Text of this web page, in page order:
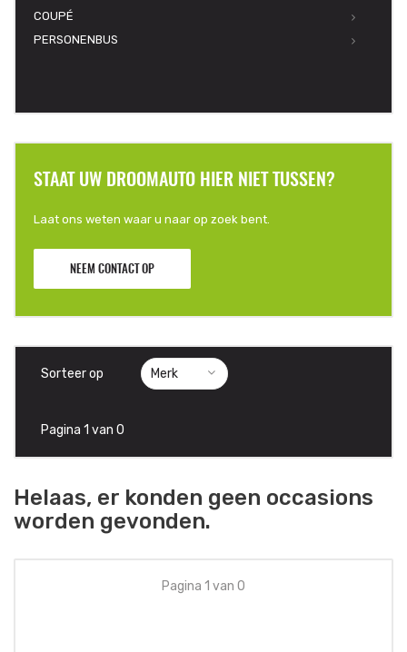
COUPÉ
PERSONENBUS
STAAT UW DROOMAUTO HIER NIET TUSSEN?
Laat ons weten waar u naar op zoek bent.
NEEM CONTACT OP
Sorteer op
Pagina 1 van 0
Helaas, er konden geen occasions
worden gevonden.
Pagina 1 van 0